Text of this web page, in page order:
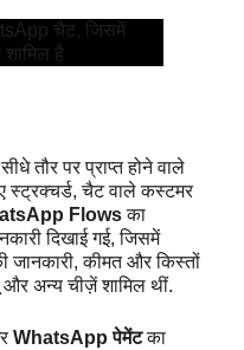
तौर पर प्राप्त होने वाले
स्ट्रक्चर्ड, चैट वाले कस्टमर
Flowsका
दिखाई गई, जिसमें
जानकारी, कीमत और किस्तों
अन्य चीज़ें शामिल थीं.
WhatsApp पेमेंटका